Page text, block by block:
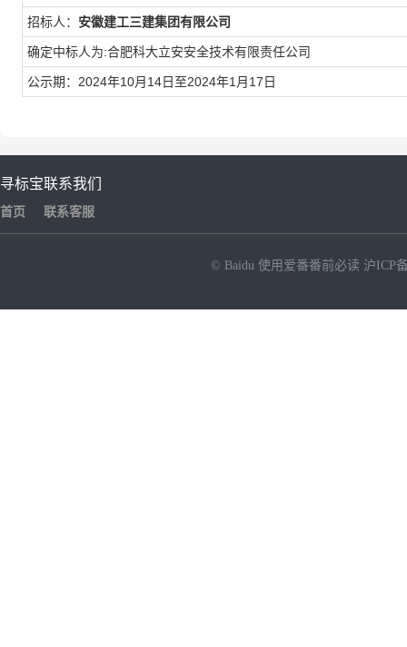
招标人： 安徽建工三建集团有限公司
确定中标人为:合肥科大立安安全技术有限责任公司
公示期：2024年10月14日至2024年1月17日
寻标宝
首页
联系我们
联系客服
© Baidu 使用爱番番前必读 沪ICP